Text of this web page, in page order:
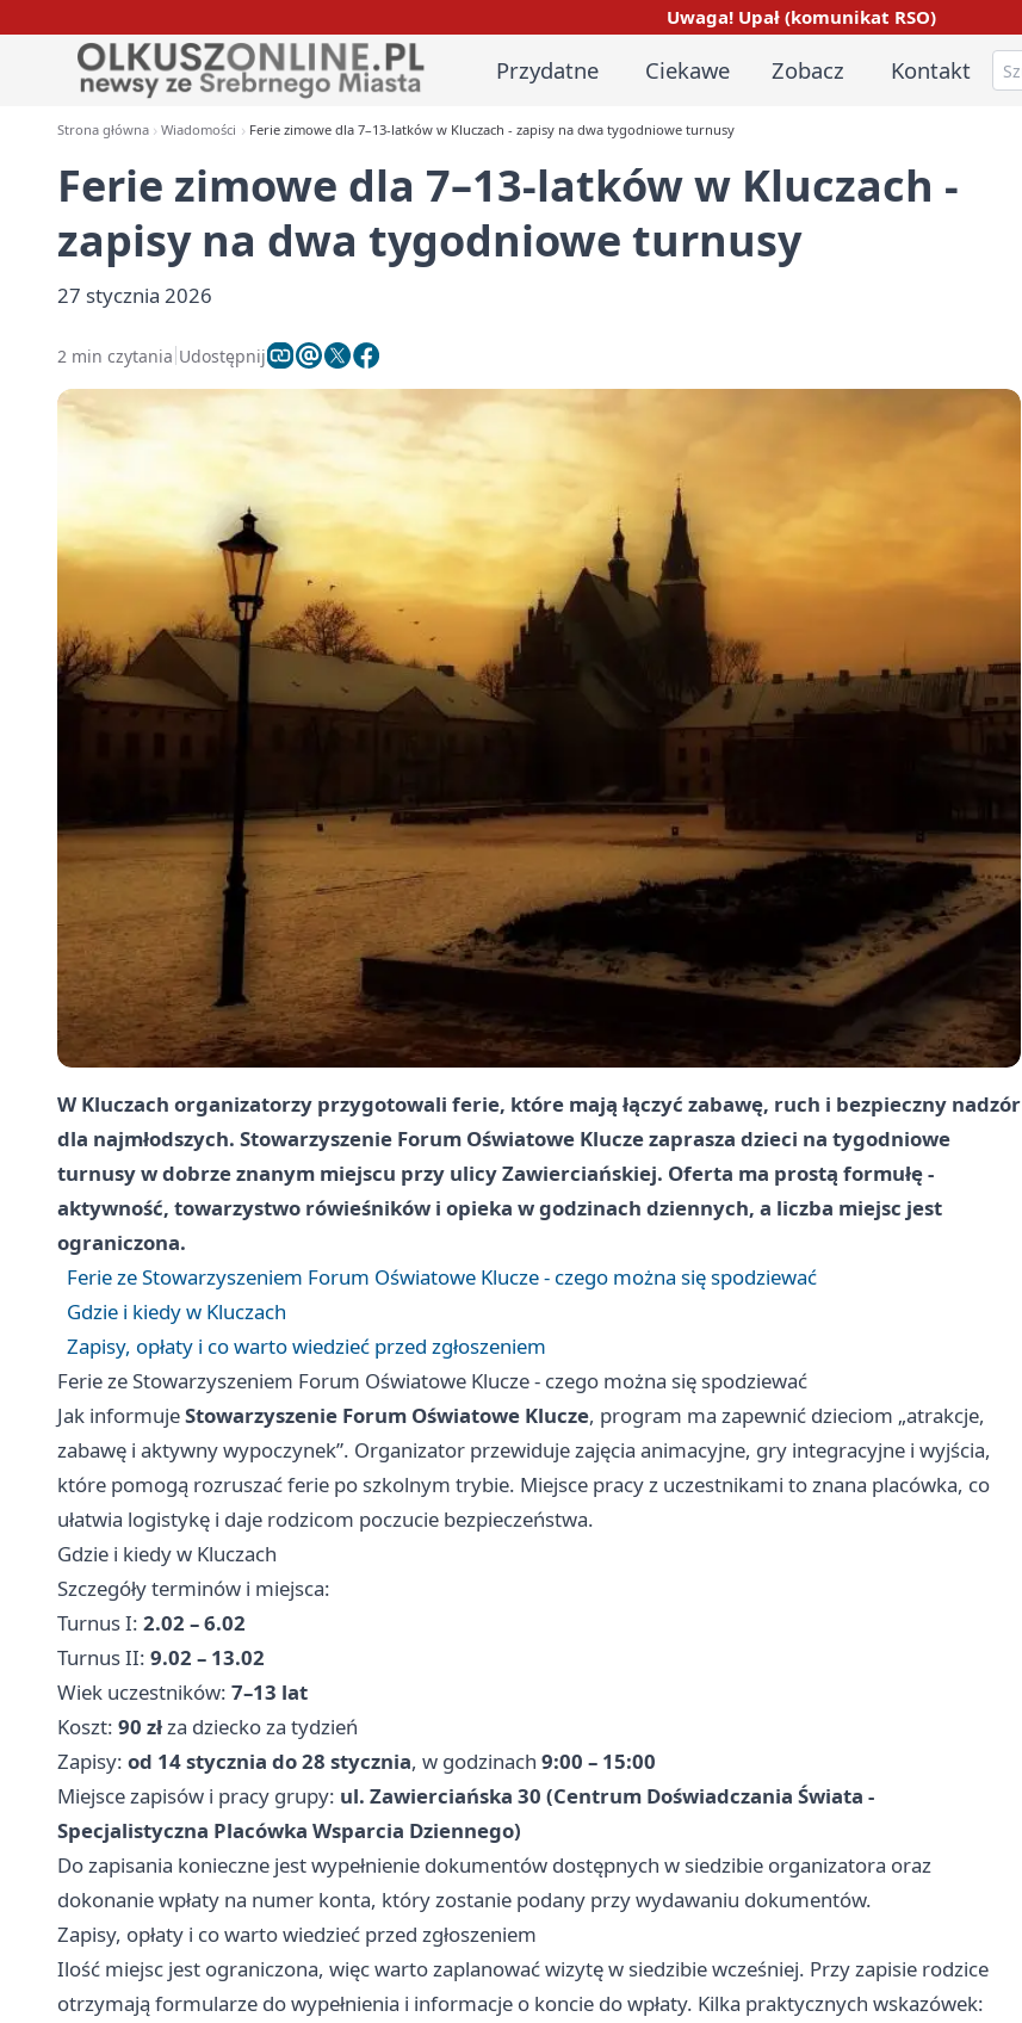
Uwaga! Upał (komunikat RSO)
Przydatne Ciekawe Zobacz Kontakt
Strona główna Wiadomości Ferie zimowe dla 7–13-latków w Kluczach - zapisy na dwa tygodniowe turnusy
Ferie zimowe dla 7–13-latków w Kluczach -
zapisy na dwa tygodniowe turnusy
27 stycznia 2026
2 min czytania Udostępnij
W Kluczach organizatorzy przygotowali ferie, które mają łączyć zabawę, ruch i bezpieczny nadzór
dla najmłodszych. Stowarzyszenie Forum Oświatowe Klucze zaprasza dzieci na tygodniowe
turnusy w dobrze znanym miejscu przy ulicy Zawierciańskiej. Oferta ma prostą formułę -
aktywność, towarzystwo rówieśników i opieka w godzinach dziennych, a liczba miejsc jest
ograniczona.
Ferie ze Stowarzyszeniem Forum Oświatowe Klucze - czego można się spodziewać
Gdzie i kiedy w Kluczach
Zapisy, opłaty i co warto wiedzieć przed zgłoszeniem
Ferie ze Stowarzyszeniem Forum Oświatowe Klucze - czego można się spodziewać
Jak informujeStowarzyszenie Forum Oświatowe Klucze, program ma zapewnić dzieciom „atrakcje,
zabawę i aktywny wypoczynek”. Organizator przewiduje zajęcia animacyjne, gry integracyjne i wyjścia,
które pomogą rozruszać ferie po szkolnym trybie. Miejsce pracy z uczestnikami to znana placówka, co
ułatwia logistykę i daje rodzicom poczucie bezpieczeństwa.
Gdzie i kiedy w Kluczach
Szczegóły terminów i miejsca:
Turnus I: 2.02 – 6.02
Turnus II: 9.02 – 13.02
Wiek uczestników: 7–13 lat
Koszt: 90 złza dziecko za tydzień
Zapisy: od 14 stycznia do 28 stycznia, w godzinach 9:00 – 15:00
Miejsce zapisów i pracy grupy: ul. Zawierciańska 30 (Centrum Doświadczania Świata -
Specjalistyczna Placówka Wsparcia Dziennego)
Do zapisania konieczne jest wypełnienie dokumentów dostępnych w siedzibie organizatora oraz
dokonanie wpłaty na numer konta, który zostanie podany przy wydawaniu dokumentów.
Zapisy, opłaty i co warto wiedzieć przed zgłoszeniem
Ilość miejsc jest ograniczona, więc warto zaplanować wizytę w siedzibie wcześniej. Przy zapisie rodzice
otrzymają formularze do wypełnienia i informacje o koncie do wpłaty. Kilka praktycznych wskazówek: